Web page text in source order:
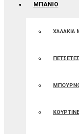
ΜΠΑΝΙΟ
ΧΑΛΑΚΙΑ
ΠΕΤΣΕΤΕΣ